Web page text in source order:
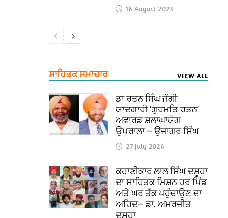
16 August 2023
ਸਾਹਿਤਕ ਸਮਾਚਾਰ VIEW ALL
ਡਾ ਰਤਨ ਸਿੰਘ ਜੱਗੀ
ਯਾਦਗਾਰੀ ‘ਗੁਰਮਤਿ ਰਤਨ’
ਅਵਾਰਡ ਸ਼ਲਾਘਾਯੋਗ
ਉਪਰਾਲਾ — ਉਜਾਗਰ ਸਿੰਘ
27 July 2026
ਕਹਾਣੀਕਾਰ ਲਾਲ ਸਿੰਘ ਦਸੂਹਾ
ਦਾ ਸਾਹਿਤਕ ਮਿਸ਼ਨ ਹਰ ਪਿੰਡ
ਅਤੇ ਘਰ ਤੱਕ ਪਹੁੰਚਾਉਣ ਦਾ
ਅਹਿਦ— ਡਾ. ਅਮਰਜੀਤ
ਦਸੂਹਾ